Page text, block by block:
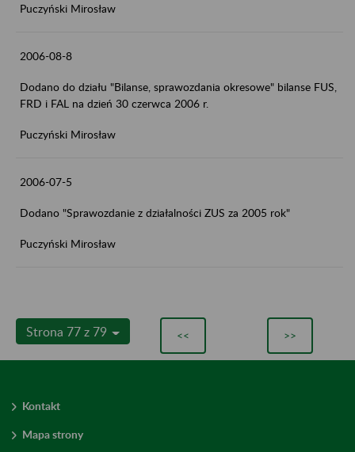
Puczyński Mirosław
2006-08-8
Dodano do działu "Bilanse, sprawozdania okresowe" bilanse FUS,
FRD i FAL na dzień 30 czerwca 2006 r.
Puczyński Mirosław
2006-07-5
Dodano "Sprawozdanie z działalności ZUS za 2005 rok"
Puczyński Mirosław
Strona 77 z 79 << >>
Kontakt
Mapa strony